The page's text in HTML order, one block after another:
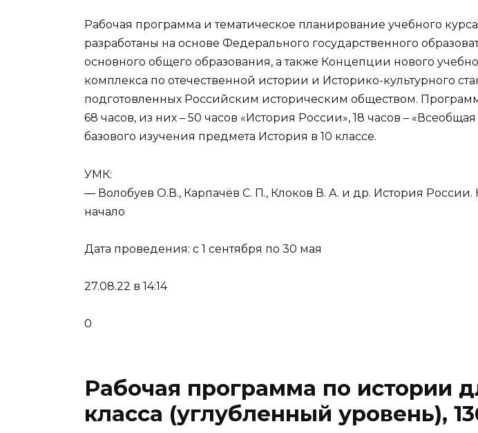
Рабочая программа и тематическое планирование учебного
разработаны на основе Федерального государственного
основного общего образования, а также Концепции нового
комплекса по отечественной истории и Историко-культурного
подготовленных Российским историческим обществом.
68 часов, из них – 50 часов «История России», 18 часов –
базового изучения предмета История в 10 классе.
УМК:
— Волобуев О.В., Карпачёв С. П., Клоков В. А. и др. История России.
начало
Дата проведения: с 1 сентября по 30 мая
27.08.22 в 14:14
0
Рабочая программа по истории
класса (углубленный уровень),